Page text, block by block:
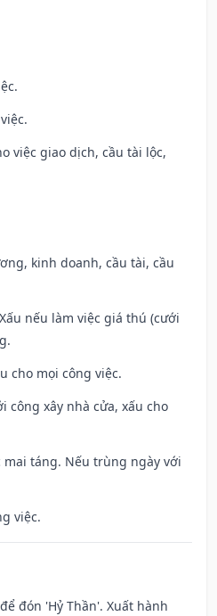
việc giao dịch, cầu tài lộc,
kinh doanh, cầu tài, cầu
nếu làm việc giá thú (cưới
cho mọi công việc.
công xây nhà cửa, xấu cho
mai táng. Nếu trùng ngày với
việc.
đón 'Hỷ Thần'. Xuất hành